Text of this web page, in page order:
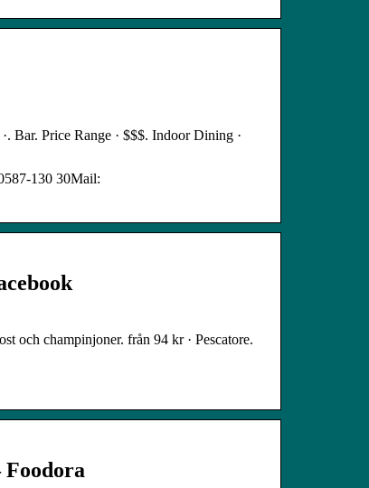
Bar. Price Range · $$$. Indoor Dining ·
130 30Mail:
och champinjoner. från 94 kr · Pescatore.
Foodora